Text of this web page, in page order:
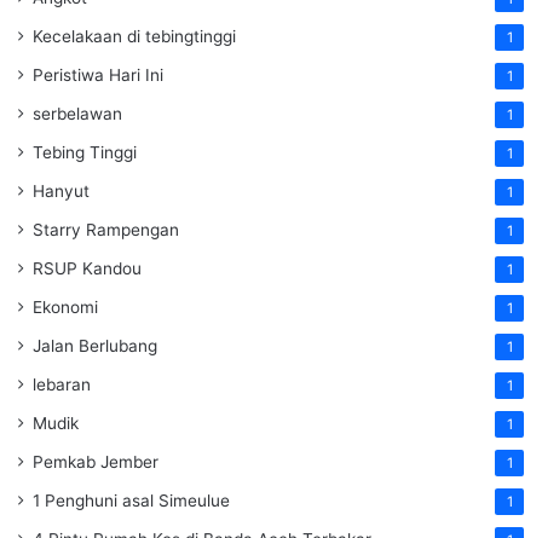
Kecelakaan di tebingtinggi 1
Peristiwa Hari Ini 1
serbelawan 1
Tebing Tinggi 1
Hanyut 1
Starry Rampengan 1
RSUP Kandou 1
Ekonomi 1
Jalan Berlubang 1
lebaran 1
Mudik 1
Pemkab Jember 1
1 Penghuni asal Simeulue 1